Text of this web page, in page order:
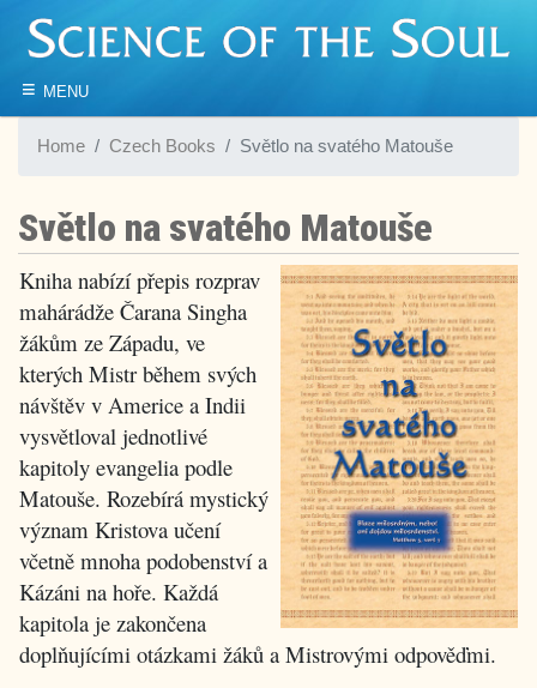
≡ MENU
Home Czech Books Světlo na svatého Matouše
Světlo na svatého Matouše
Kniha nabízí přepis rozprav
mahárádže Čarana Singha
žákům ze Západu, ve
kterých Mistr během svých
návštěv v Americe a Indii
vysvětloval jednotlivé
kapitoly evangelia podle
Matouše. Rozebírá mystický
význam Kristova učení
včetně mnoha podobenství a
Kázáni na hoře. Každá
kapitola je zakončena
doplňujícími otázkami žáků a Mistrovými odpověďmi.